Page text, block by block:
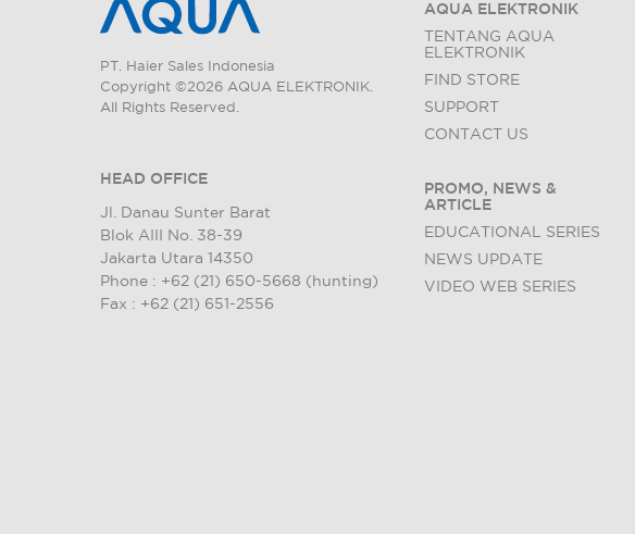
PT. Haier Sales Indonesia
Copyright ©2026 AQUA ELEKTRONIK.
All Rights Reserved.
HEAD OFFICE
Jl. Danau Sunter Barat
Blok AIII No. 38-39
Jakarta Utara 14350
Phone : +62 (21) 650-5668 (hunting)
Fax : +62 (21) 651-2556
AQUA ELEKTRONIK
TENTANG AQUA
ELEKTRONIK
FIND STORE
SUPPORT
CONTACT US
PROMO, NEWS &
ARTICLE
EDUCATIONAL SERIES
NEWS UPDATE
VIDEO WEB SERIES